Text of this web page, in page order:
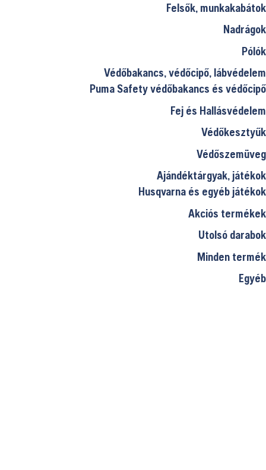
Felsők, munkakabátok
Nadrágok
Pólók
Védőbakancs, védőcipő, lábvédelem
Puma Safety védőbakancs és védőcipő
Fej és Hallásvédelem
Védőkesztyűk
Védőszemüveg
Ajándéktárgyak, játékok
Husqvarna és egyéb játékok
Akciós termékek
Utolsó darabok
Minden termék
Egyéb